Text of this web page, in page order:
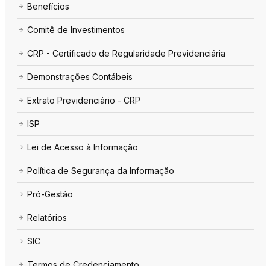
Benefícios
Comitê de Investimentos
CRP - Certificado de Regularidade Previdenciária
Demonstrações Contábeis
Extrato Previdenciário - CRP
ISP
Lei de Acesso à Informação
Política de Segurança da Informação
Pró-Gestão
Relatórios
SIC